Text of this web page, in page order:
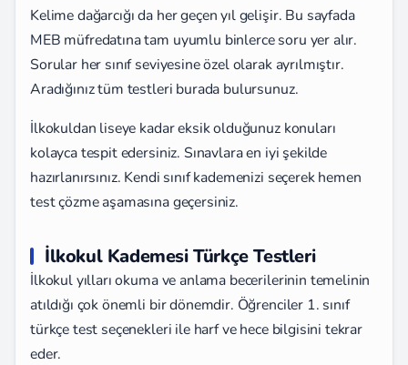
Kelime dağarcığı da her geçen yıl gelişir. Bu sayfada
MEB müfredatına tam uyumlu binlerce soru yer alır.
Sorular her sınıf seviyesine özel olarak ayrılmıştır.
Aradığınız tüm testleri burada bulursunuz.
İlkokuldan liseye kadar eksik olduğunuz konuları
kolayca tespit edersiniz. Sınavlara en iyi şekilde
hazırlanırsınız. Kendi sınıf kademenizi seçerek hemen
test çözme aşamasına geçersiniz.
İlkokul Kademesi Türkçe Testleri
İlkokul yılları okuma ve anlama becerilerinin temelinin
atıldığı çok önemli bir dönemdir. Öğrenciler 1. sınıf
türkçe test seçenekleri ile harf ve hece bilgisini tekrar
eder.